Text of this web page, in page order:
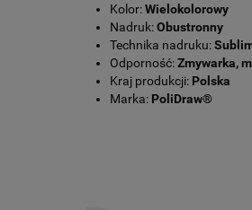
Kolor:Wielokolorowy
Nadruk:Obustronny
Technika nadruku:
Odporność:Zmywarka,
Kraj produkcji: Polska
Marka: PoliDraw®